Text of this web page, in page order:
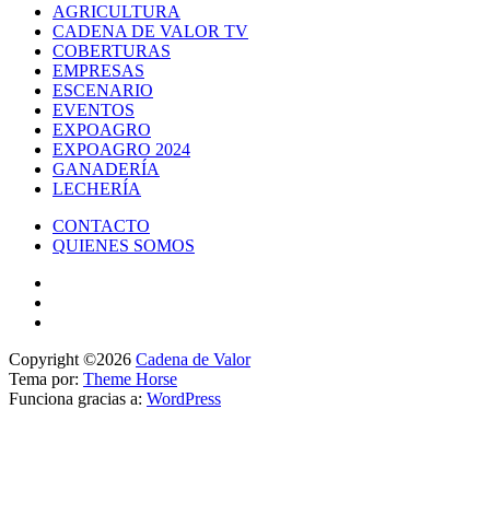
AGRICULTURA
CADENA DE VALOR TV
COBERTURAS
EMPRESAS
ESCENARIO
EVENTOS
EXPOAGRO
EXPOAGRO 2024
GANADERÍA
LECHERÍA
CONTACTO
QUIENES SOMOS
Copyright ©2026 Cadena de Valor
Tema por: Theme Horse
Funciona gracias a: WordPress